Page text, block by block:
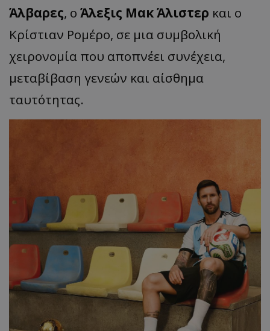
Άλβαρες, ο Άλεξις Μακ Άλιστερ και ο
Κρίστιαν Ρομέρο, σε μια συμβολική
χειρονομία που αποπνέει συνέχεια,
μεταβίβαση γενεών και αίσθημα
ταυτότητας.